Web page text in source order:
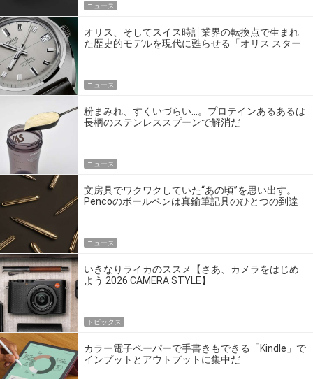
ニュース
オリス、そしてスイス時計業界の転換点で生まれ
た歴史的モデルを現代に甦らせる「オリス スター
ニュース
粉まみれ、すくいづらい…。プロテインあるあるは
長柄のステンレススプーンで解消だ
ニュース
文房具でワクワクしていた“あの頃”を思い出す。
Pencoのボールペンは真鍮筆記具のひとつの到達
ニュース
いきなりライカのススメ【さあ、カメラをはじめ
よう 2026 CAMERA STYLE】
トピックス
カラー電子ペーパーで手書きもできる「Kindle」で
インプットとアウトプットに集中だ